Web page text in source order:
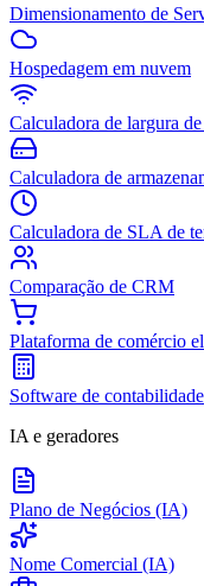
Dimensionamento de
Hospedagem em nuvem
Calculadora de largura de
Calculadora de
Calculadora de SLA de
Comparação de CRM
Plataforma de comércio
Software de contabilidade
IA e geradores
Plano de Negócios (IA)
Nome Comercial (IA)